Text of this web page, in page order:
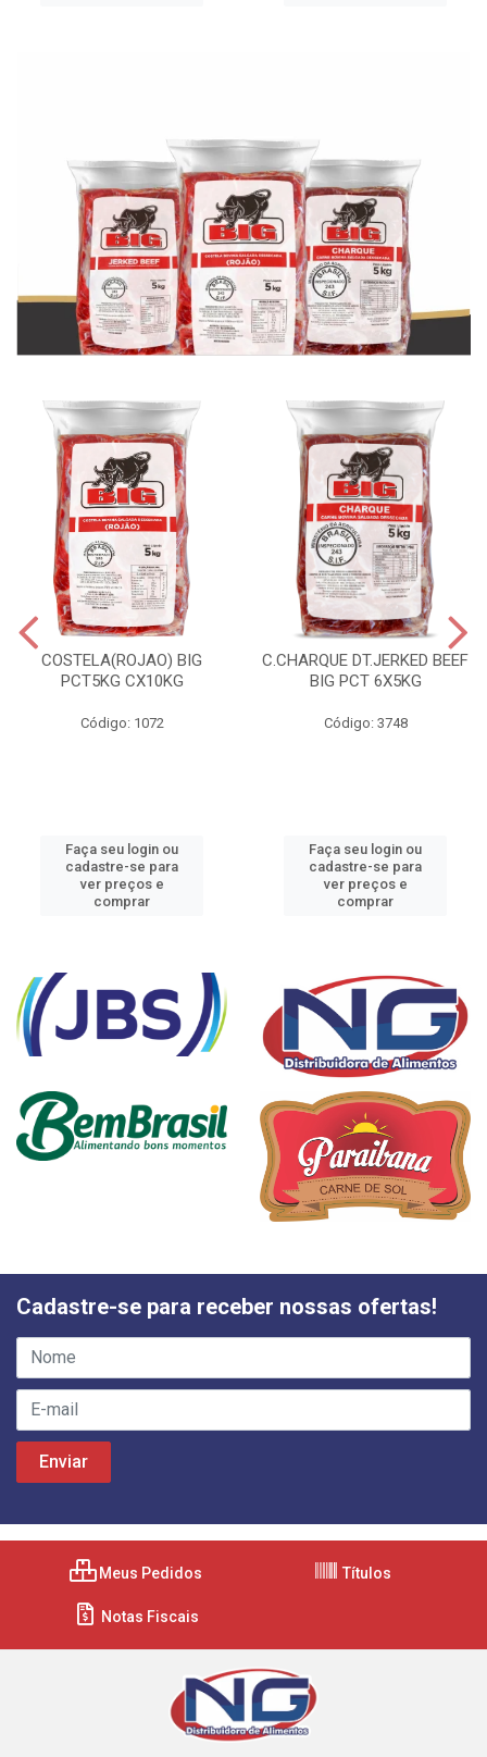
COSTELA(ROJAO) BIG
PCT5KG CX10KG
Código: 1072
Faça seu login ou
cadastre-se para
ver preços e
comprar
C.CHARQUE DT.JERKED BEEF
BIG PCT 6X5KG
Código: 3748
Faça seu login ou
cadastre-se para
ver preços e
comprar
Cadastre-se para receber nossas ofertas!
Meus Pedidos Títulos
Notas Fiscais